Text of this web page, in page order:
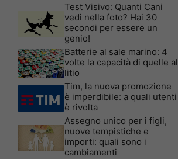
Test Visivo: Quanti Cani
vedi nella foto? Hai 30
secondi per essere un
genio!
Batterie al sale marino: 4
volte la capacità di quelle al
litio
Tim, la nuova promozione
è imperdibile: a quali utenti
è rivolta
Assegno unico per i figli,
nuove tempistiche e
importi: quali sono i
cambiamenti